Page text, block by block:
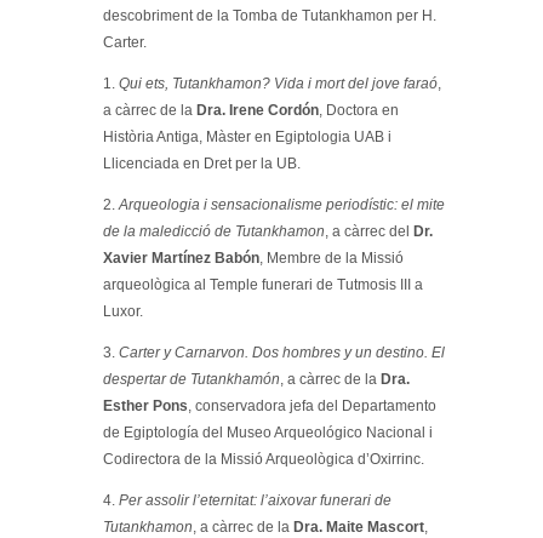
descobriment de la Tomba de Tutankhamon per H.
Carter.
1. Qui ets, Tutankhamon? Vida i mort del jove faraó,
a càrrec de la Dra. Irene Cordón, Doctora en
Història Antiga, Màster en Egiptologia UAB i
Llicenciada en Dret per la UB.
2.Arqueologia i sensacionalisme periodístic: el mite
de la maledicció de Tutankhamon, a càrrec del
Dr.
Xavier Martínez Babón, Membre de la Missió
arqueològica al Temple funerari de Tutmosis III a
Luxor.
3. Carter y Carnarvon. Dos hombres y un destino. El
despertar de Tutankhamón, a càrrec de la Dra.
Esther Pons, conservadora jefa del Departamento
de Egiptología del Museo Arqueológico Nacional i
Codirectora de la Missió Arqueològica d’Oxirrinc.
4. Per assolir l’eternitat: l’aixovar funerari de
Tutankhamon, a càrrec de la Dra. Maite Mascort,